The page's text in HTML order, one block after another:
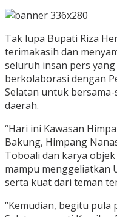
Tak lupa Bupati Riza
terimakasih dan
seluruh insan pers
berkolaborasi dengan
Selatan untuk
daerah.
“Hari ini Kawasan
Bakung, Himpang
Toboali dan karya
mampu menggeliatkan
serta kuat dari teman
“Kemudian, begitu pula